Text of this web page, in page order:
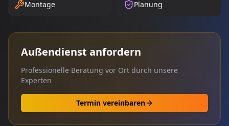
Montage Planung
Außendienst anfordern
Professionelle Beratung vor Ort durch unsere
Experten
Termin vereinbaren